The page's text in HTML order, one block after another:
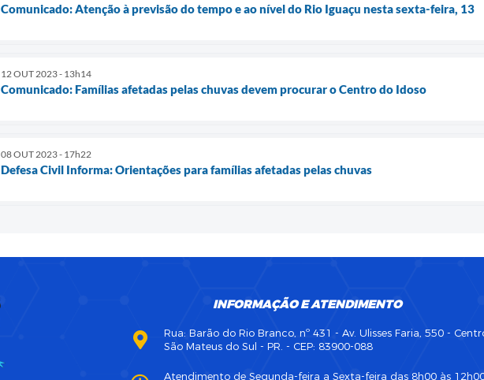
Comunicado: Atenção à previsão do tempo e ao nível do Rio Iguaçu nesta sexta-feira, 13
12 OUT 2023 - 13h14
Comunicado: Famílias afetadas pelas chuvas devem procurar o Centro do Idoso
08 OUT 2023 - 17h22
Defesa Civil Informa: Orientações para famílias afetadas pelas chuvas
INFORMAÇÃO E ATENDIMENTO
Rua: Barão do Rio Branco, nº 431 - Av. Ulisses Faria, 550 -
São Mateus do Sul - PR. - CEP: 83900-088
Atendimento de Segunda-feira a Sexta-feira das 8h00 às